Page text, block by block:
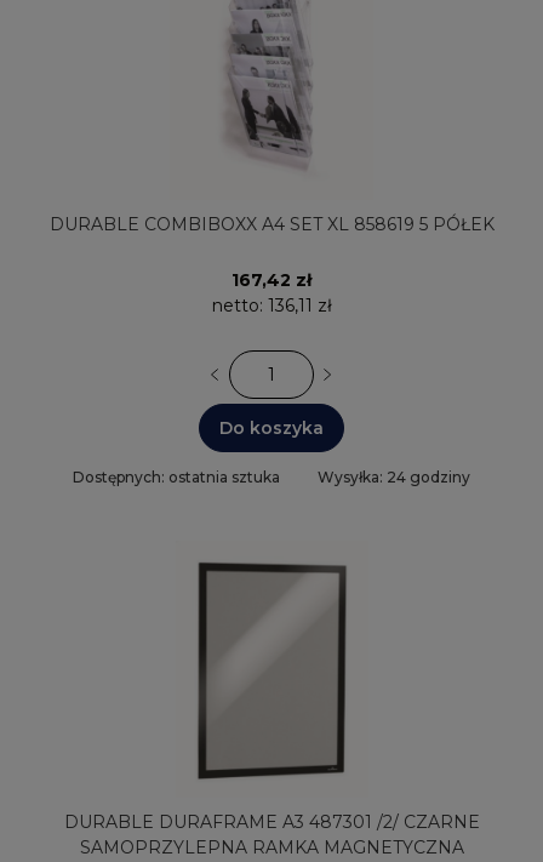
DURABLE COMBIBOXX A4 SET XL 858619 5 PÓŁEK
167,42 zł
netto: 136,11 zł
Do koszyka
Dostępnych: ostatnia sztuka Wysyłka: 24 godziny
DURABLE DURAFRAME A3 487301 /2/ CZARNE
SAMOPRZYLEPNA RAMKA MAGNETYCZNA